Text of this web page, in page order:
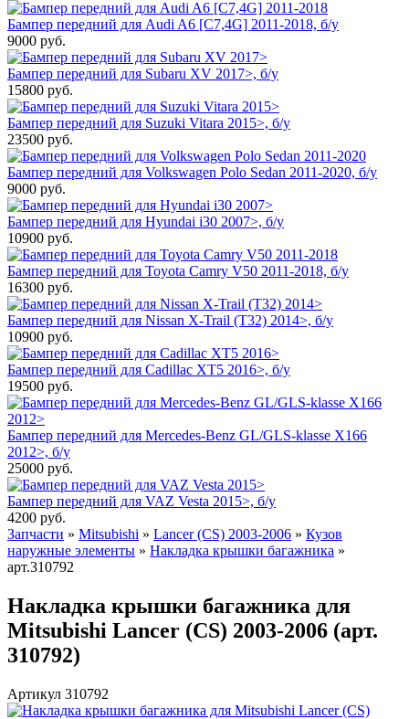
Бампер передний для Audi A6 [C7,4G] 2011-2018, б/у
9000 руб.
Бампер передний для Subaru XV 2017>, б/у
15800 руб.
Бампер передний для Suzuki Vitara 2015>, б/у
23500 руб.
Бампер передний для Volkswagen Polo Sedan 2011-2020, б/у
9000 руб.
Бампер передний для Hyundai i30 2007>, б/у
10900 руб.
Бампер передний для Toyota Camry V50 2011-2018, б/у
16300 руб.
Бампер передний для Nissan X-Trail (T32) 2014>, б/у
10900 руб.
Бампер передний для Cadillac XT5 2016>, б/у
19500 руб.
Бампер передний для Mercedes-Benz GL/GLS-klasse X166
2012>, б/у
25000 руб.
Бампер передний для VAZ Vesta 2015>, б/у
4200 руб.
Запчасти » Mitsubishi » Lancer (CS) 2003-2006 » Кузов
наружные элементы » Накладка крышки багажника »
арт.310792
Накладка крышки багажника для
Mitsubishi Lancer (CS) 2003-2006 (арт.
310792)
Артикул 310792